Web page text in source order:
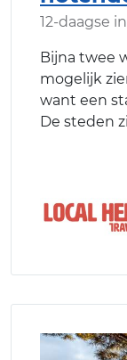
12-daagse
Bijna twee
mogelijk
want een
De steden